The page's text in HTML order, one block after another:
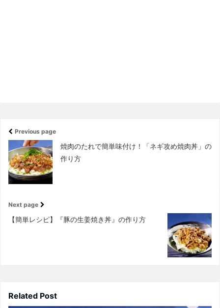
Previous page
焼肉のたれで簡単味付け！「ネギ攻め焼肉丼」の
作り方
Next page
【簡単レシピ】『豚の生姜焼き丼』の作り方
Related Post